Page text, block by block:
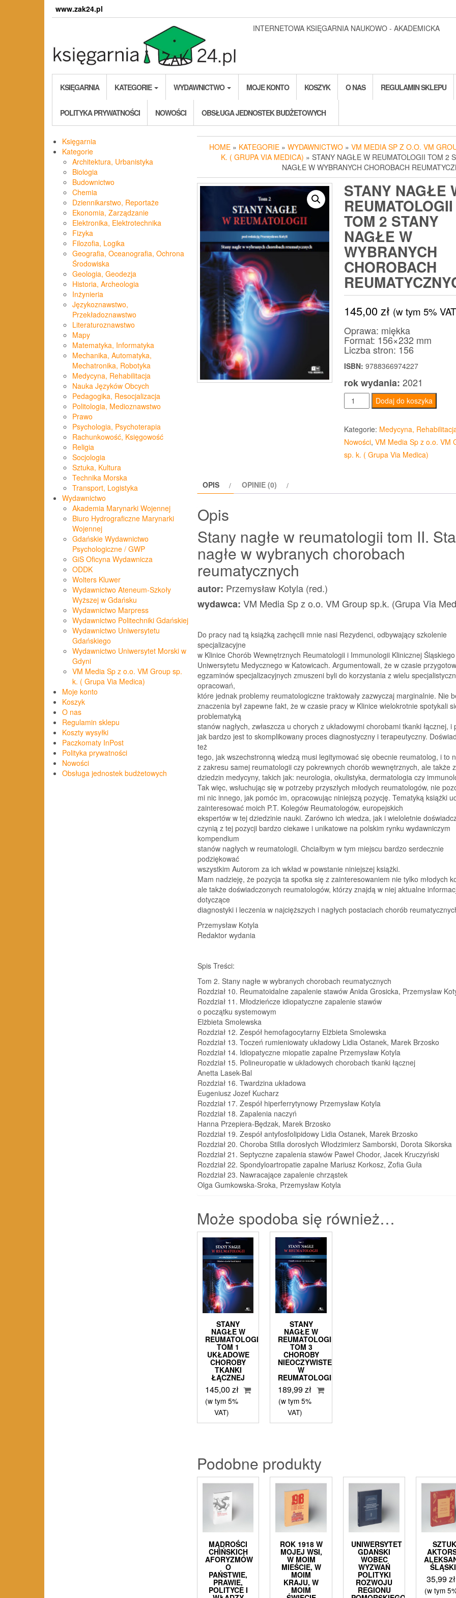
www.zak24.pl
INTERNETOWA KSIĘGARNIA NAUKOWO - AKADEMICKA
KSIĘGARNIA KATEGORIE WYDAWNICTWO MOJE KONTO KOSZYK O NAS REGULAMIN SKLEPU
POLITYKA PRYWATNOŚCI NOWOŚCI OBSŁUGA JEDNOSTEK BUDŻETOWYCH
Księgarnia
Kategorie
Architektura, Urbanistyka
Biologia
Budownictwo
Chemia
Dziennikarstwo, Reportaże
Ekonomia, Zarządzanie
Elektronika, Elektrotechnika
Fizyka
Filozofia, Logika
Geografia, Oceanografia, Ochrona
Środowiska
Geologia, Geodezja
Historia, Archeologia
Inżynieria
Językoznawstwo,
Przekładoznawstwo
Literaturoznawstwo
Mapy
Matematyka, Informatyka
Mechanika, Automatyka,
Mechatronika, Robotyka
Medycyna, Rehabilitacja
Nauka Języków Obcych
Pedagogika, Resocjalizacja
Politologia, Medioznawstwo
Prawo
Psychologia, Psychoterapia
Rachunkowość, Księgowość
Religia
Socjologia
Sztuka, Kultura
Technika Morska
Transport, Logistyka
Wydawnictwo
Akademia Marynarki Wojennej
Biuro Hydrograficzne Marynarki
Wojennej
Gdańskie Wydawnictwo
Psychologiczne / GWP
GiS Oficyna Wydawnicza
ODDK
Wolters Kluwer
Wydawnictwo Ateneum-Szkoły
Wyższej w Gdańsku
Wydawnictwo Marpress
Wydawnictwo Politechniki Gdańskiej
Wydawnictwo Uniwersytetu
Gdańskiego
Wydawnictwo Uniwersytet Morski w
Gdyni
VM Media Sp z o.o. VM Group sp.
k. ( Grupa Via Medica)
Moje konto
Koszyk
O nas
Regulamin sklepu
Koszty wysyłki
Paczkomaty InPost
Polityka prywatności
Nowości
Obsługa jednostek budżetowych
HOME » KATEGORIE » WYDAWNICTWO » VM MEDIA SP Z O.O. VM
K. ( GRUPA VIA MEDICA) » STANY NAGŁE W REUMATOLOGII TOM 2
NAGŁE W WYBRANYCH CHOROBACH
STANY NAGŁE
REUMATOLOGII
TOM 2 STANY
NAGŁE W
WYBRANYCH
CHOROBACH
145,00zł (w tym 5%
Oprawa: miękka
Format: 156×232 mm
Liczba stron: 156
ISBN: 9788366974227
rok wydania: 2021
ilość
Stany
nagłe
w
reumatologii
tom
chorobach
reumatycznych
Dodaj do koszyka
Kategorie: Medycyna,
Nowości, VM Media Sp z o.o. VM
sp. k. ( Grupa Via Medica)
OPIS OPINIE (0)
Opis
Stany nagłe w reumatologii tom II.
nagłe w wybranych chorobach
reumatycznych
autor: Przemysław Kotyla (red.)
wydawca: VM Media Sp z o.o. VM Group sp.k. (Grupa Via
Do pracy nad tą książką zachęcili mnie nasi Rezydenci, odbywający szkolenie
specjalizacyjne
w Klinice Chorób Wewnętrznych Reumatologii i Immunologii Klinicznej Śląskiego
Uniwersytetu Medycznego w Katowicach. Argumentowali, że w czasie
egzaminów specjalizacyjnych zmuszeni byli do korzystania z wielu
opracowań,
które jednak problemy reumatologiczne traktowały zazwyczaj marginalnie. Nie
znaczenia był zapewne fakt, że w czasie pracy w Klinice wielokrotnie spotykali
problematyką
stanów nagłych, zwłaszcza u chorych z układowymi chorobami tkanki łącznej, i
jak bardzo jest to skomplikowany proces diagnostyczny i terapeutyczny.
też
tego, jak wszechstronną wiedzą musi legitymować się obecnie reumatolog, i to
z zakresu samej reumatologii czy pokrewnych chorób wewnętrznych, ale także
dziedzin medycyny, takich jak: neurologia, okulistyka, dermatologia czy
Tak więc, wsłuchując się w potrzeby przyszłych młodych reumatologów, nie
mi nic innego, jak pomóc im, opracowując niniejszą pozycję. Tematyką książki
zainteresować moich P.T. Kolegów Reumatologów, europejskich
ekspertów w tej dziedzinie nauki. Zarówno ich wiedza, jak i wieloletnie
czynią z tej pozycji bardzo ciekawe i unikatowe na polskim rynku wydawniczym
kompendium
stanów nagłych w reumatologii. Chciałbym w tym miejscu bardzo serdecznie
podziękować
wszystkim Autorom za ich wkład w powstanie niniejszej książki.
Mam nadzieję, że pozycja ta spotka się z zainteresowaniem nie tylko młodych
ale także doświadczonych reumatologów, którzy znajdą w niej aktualne
dotyczące
diagnostyki i leczenia w najcięższych i nagłych postaciach chorób
Przemysław Kotyla
Redaktor wydania
Spis Treści:
Tom 2. Stany nagłe w wybranych chorobach reumatycznych
Rozdział 10. Reumatoidalne zapalenie stawów Anida Grosicka, Przemysław
Rozdział 11. Młodzieńcze idiopatyczne zapalenie stawów
o początku systemowym
Elżbieta Smolewska
Rozdział 12. Zespół hemofagocytarny Elżbieta Smolewska
Rozdział 13. Toczeń rumieniowaty układowy Lidia Ostanek, Marek Brzosko
Rozdział 14. Idiopatyczne miopatie zapalne Przemysław Kotyla
Rozdział 15. Polineuropatie w układowych chorobach tkanki łącznej
Anetta Lasek-Bal
Rozdział 16. Twardzina układowa
Eugeniusz Jozef Kucharz
Rozdział 17. Zespół hiperferrytynowy Przemysław Kotyla
Rozdział 18. Zapalenia naczyń
Hanna Przepiera-Będzak, Marek Brzosko
Rozdział 19. Zespół antyfosfolipidowy Lidia Ostanek, Marek Brzosko
Rozdział 20. Choroba Stilla dorosłych Włodzimierz Samborski, Dorota Sikorska
Rozdział 21. Septyczne zapalenia stawów Paweł Chodor, Jacek Kruczyński
Rozdział 22. Spondyloartropatie zapalne Mariusz Korkosz, Zofia Guła
Rozdział 23. Nawracające zapalenie chrząstek
Olga Gumkowska-Sroka, Przemysław Kotyla
Może spodoba się również…
STANY
NAGŁE W
REUMATOLOGII
TOM 1
UKŁADOWE
CHOROBY
TKANKI
ŁĄCZNEJ
145,00 zł
(w tym 5%
VAT)
STANY
NAGŁE W
REUMATOLOGII
TOM 3
CHOROBY
NIEOCZYWISTE
W
REUMATOLOGII
189,99zł
(w tym 5%
VAT)
Podobne produkty
MĄDROŚCI
CHIŃSKICH
AFORYZMÓW
O
PAŃSTWIE,
PRAWIE,
POLITYCE I
ROK 1918 W
MOJEJ WSI,
W MOIM
MIEŚCIE, W
MOIM
KRAJU, W
MOIM
UNIWERSYTET
GDAŃSKI
WOBEC
WYZWAŃ
POLITYKI
ROZWOJU
REGIONU
35,99zł
(w tym